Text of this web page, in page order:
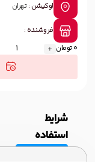
لوکیشن :تهران
فروشنده :
0 تومان
شرایط
استفاده